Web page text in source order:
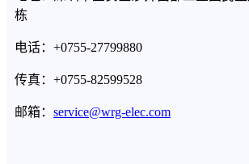
栋
电话：+0755-27799880
传真：+0755-82599528
邮箱： service@wrg-elec.com